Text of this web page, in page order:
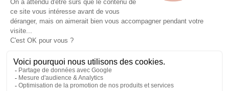
© 2026 Réseau immobilier l'Adresse
Location appartement Provence Alpes Côte d'Azur
Location appartement Corse